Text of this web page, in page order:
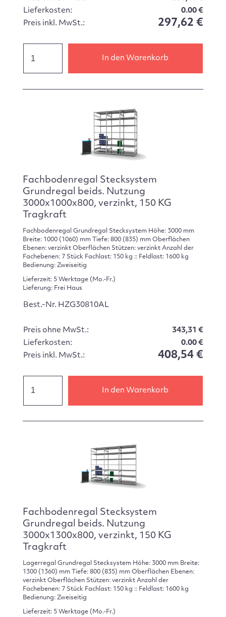
Lieferkosten:
0.00 €
Preis inkl. MwSt.:
297,62 €
In den Warenkorb
Fachbodenregal Stecksystem
Grundregal beids. Nutzung
3000x1000x800, verzinkt, 150 KG
Tragkraft
Fachbodenregal Grundregal Stecksystem Höhe: 3000 mm
Breite: 1000 (1060) mm Tiefe: 800 (835) mm Oberflächen
Ebenen: verzinkt Oberflächen Stützen: verzinkt Anzahl der
Fachebenen: 7 Stück Fachlast: 150 kg :: Feldlast: 1600 kg
Bedienung: Zweiseitig
Lieferzeit: 5 Werktage (Mo.-Fr.)
Lieferung: Frei Haus
Best.-Nr. HZG30810AL
Preis ohne MwSt.:
343,31 €
Lieferkosten:
0.00 €
Preis inkl. MwSt.:
408,54 €
In den Warenkorb
Fachbodenregal Stecksystem
Grundregal beids. Nutzung
3000x1300x800, verzinkt, 150 KG
Tragkraft
Lagerregal Grundregal Stecksystem Höhe: 3000 mm Breite:
1300 (1360) mm Tiefe: 800 (835) mm Oberflächen Ebenen:
verzinkt Oberflächen Stützen: verzinkt Anzahl der
Fachebenen: 7 Stück Fachlast: 150 kg :: Feldlast: 1600 kg
Bedienung: Zweiseitig
Lieferzeit: 5 Werktage (Mo.-Fr.)